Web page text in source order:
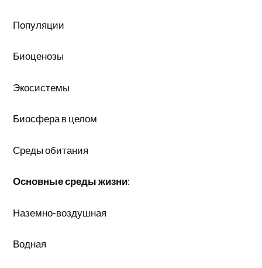
Популяции
Биоценозы
Экосистемы
Биосфера в целом
Среды обитания
Основные среды жизни:
Наземно-воздушная
Водная